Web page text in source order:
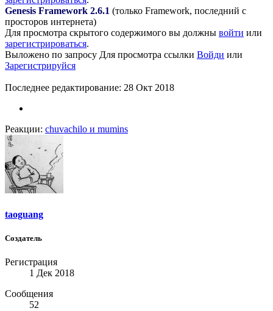
Genesis Framework 2.6.1 (только Framework, последний с
просторов интернета)
Для просмотра скрытого содержимого вы должны войти или
зарегистрироваться.
Выложено по запросу Для просмотра ссылки Войди или
Зарегистрируйся
Последнее редактирование: 28 Окт 2018
Реакции: chuvachilo и mumins
taoguang
Создатель
Регистрация
1 Дек 2018
Сообщения
52